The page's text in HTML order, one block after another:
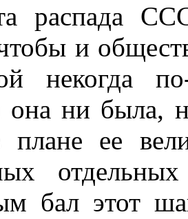
распада
и
некогда
она ни была,
ее
бал этот